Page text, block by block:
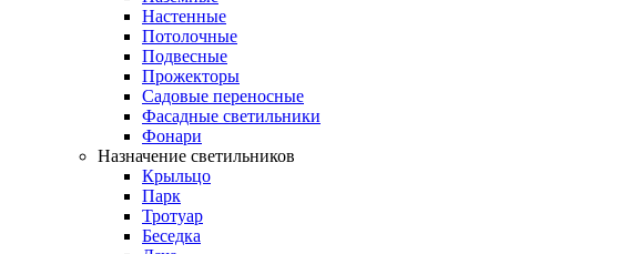
Настенные
Потолочные
Подвесные
Прожекторы
Садовые переносные
Фасадные светильники
Фонари
Назначение светильников
Крыльцо
Парк
Тротуар
Беседка